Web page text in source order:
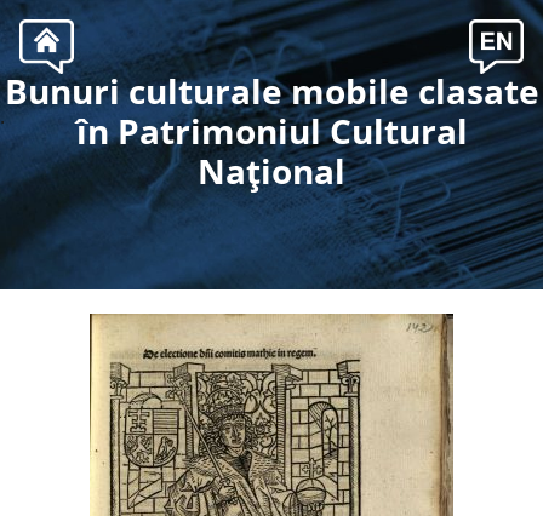
.
Bunuri culturale mobile clasate
în Patrimoniul Cultural
Naţional